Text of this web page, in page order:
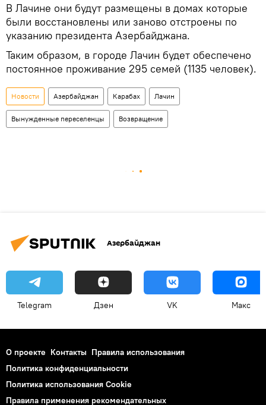
В Лачине они будут размещены в домах которые
были восстановлены или заново отстроены по
указанию президента Азербайджана.
Таким образом, в городе Лачин будет обеспечено
постоянное проживание 295 семей (1135 человек).
Новости Азербайджан Карабах Лачин
Вынужденные переселенцы Возвращение
Азербайджан
Telegram Дзен VK Макс
О проекте Контакты Правила использования
Политика конфиденциальности
Политика использования Cookie
Правила применения рекомендательных